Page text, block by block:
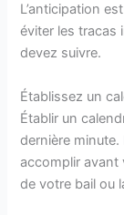
L’anticipation
éviter les tracas
devez suivre.
Établissez un
Établir un
dernière
accomplir avant
de votre bail ou